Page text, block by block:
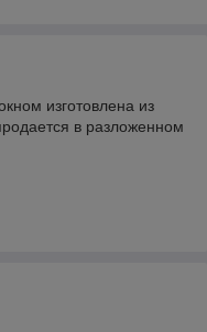
изготовлена из
в разложенном